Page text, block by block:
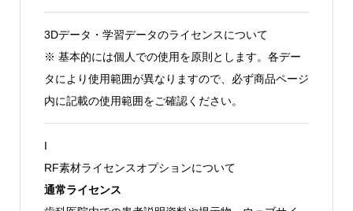
3Dデータ・学習データのライセンスについて
※ 基本的には個人での使用を原則とします。各デー
タにより使用範囲が異なりますので、必ず商品ページ
内に記載の使用範囲をご確認ください。
I
RF素材ライセンスオプションについて
通常ライセンス